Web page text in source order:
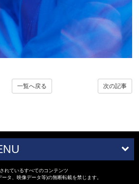
一覧へ戻る 次の記事
れているすべてのコンテンツ
タ、映像データ等)の無断転載を禁じます。